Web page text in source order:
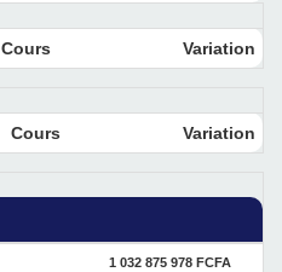
Cours Variation
Cours Variation
1 032 875 978 FCFA